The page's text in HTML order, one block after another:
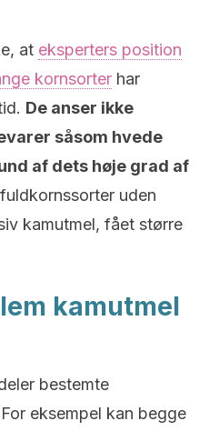
at eksperters position
kornsorter har
De anser ikke
såsom hvede
af dets høje grad af
uden
kamutmel, fået større
kamutmel
bestemte
eksempel kan begge